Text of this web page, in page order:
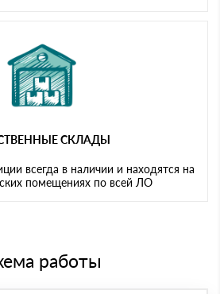
СКЛАДЫ
всегда в наличии и находятся на
помещениях по всей ЛО
работы